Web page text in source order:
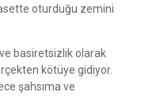
oturduğu zemini
basiretsizlik olarak
kötüye gidiyor.
şahsıma ve